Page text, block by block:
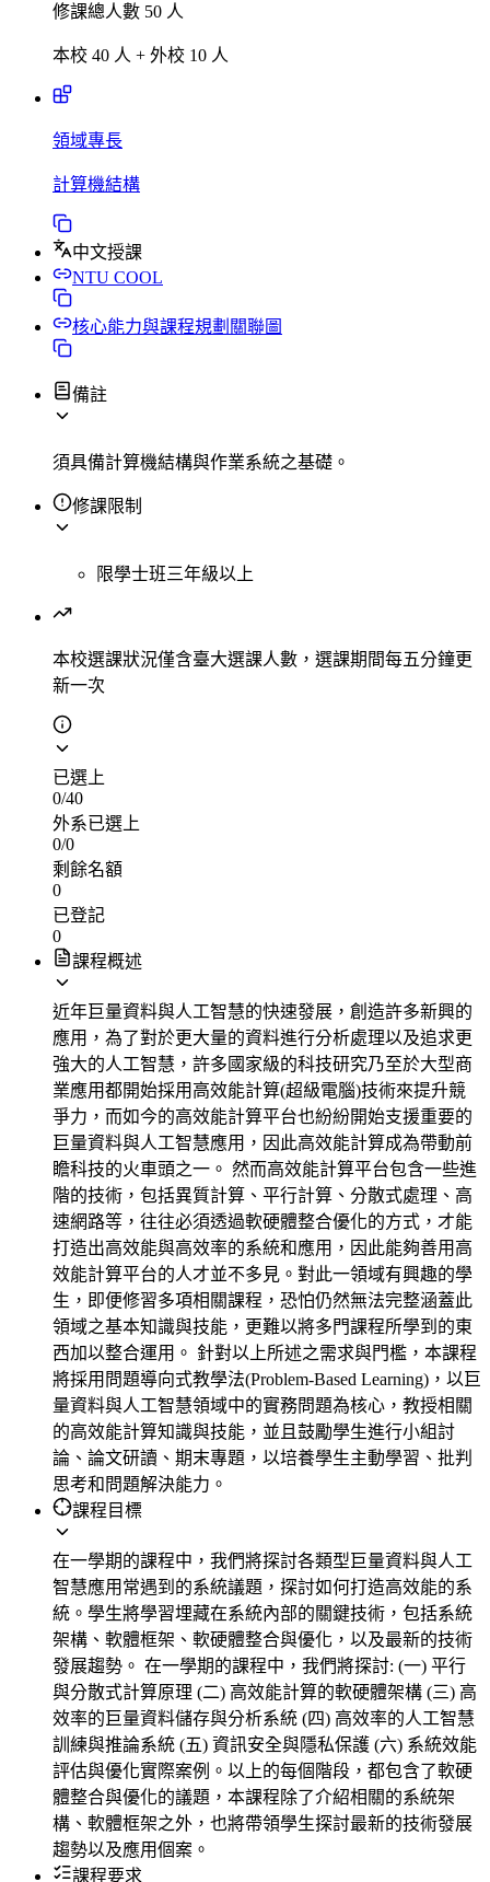
修課總人數 50 人
本校 40 人 + 外校 10 人
領域專長
計算機結構
中文授課
NTU COOL
核心能力與課程規劃關聯圖
備註
須具備計算機結構與作業系統之基礎。
修課限制
限學士班三年級以上
本校選課狀況僅含臺大選課人數，選課期間每五分鐘更
新一次
已選上
0/40
外系已選上
0/0
剩餘名額
0
已登記
0
課程概述
近年巨量資料與人工智慧的快速發展，創造許多新興的
應用，為了對於更大量的資料進行分析處理以及追求更
強大的人工智慧，許多國家級的科技研究乃至於大型商
業應用都開始採用高效能計算(超級電腦)技術來提升競
爭力，而如今的高效能計算平台也紛紛開始支援重要的
巨量資料與人工智慧應用，因此高效能計算成為帶動前
瞻科技的火車頭之一。 然而高效能計算平台包含一些進
階的技術，包括異質計算、平行計算、分散式處理、高
速網路等，往往必須透過軟硬體整合優化的方式，才能
打造出高效能與高效率的系統和應用，因此能夠善用高
效能計算平台的人才並不多見。對此一領域有興趣的學
生，即便修習多項相關課程，恐怕仍然無法完整涵蓋此
領域之基本知識與技能，更難以將多門課程所學到的東
西加以整合運用。 針對以上所述之需求與門檻，本課程
將採用問題導向式教學法(Problem-Based Learning)，以巨
量資料與人工智慧領域中的實務問題為核心，教授相關
的高效能計算知識與技能，並且鼓勵學生進行小組討
論、論文研讀、期末專題，以培養學生主動學習、批判
思考和問題解決能力。
課程目標
在一學期的課程中，我們將探討各類型巨量資料與人工
智慧應用常遇到的系統議題，探討如何打造高效能的系
統。學生將學習埋藏在系統內部的關鍵技術，包括系統
架構、軟體框架、軟硬體整合與優化，以及最新的技術
發展趨勢。 在一學期的課程中，我們將探討: (一) 平行
與分散式計算原理 (二) 高效能計算的軟硬體架構 (三) 高
效率的巨量資料儲存與分析系統 (四) 高效率的人工智慧
訓練與推論系統 (五) 資訊安全與隱私保護 (六) 系統效能
評估與優化實際案例。以上的每個階段，都包含了軟硬
體整合與優化的議題，本課程除了介紹相關的系統架
構、軟體框架之外，也將帶領學生探討最新的技術發展
趨勢以及應用個案。
課程要求